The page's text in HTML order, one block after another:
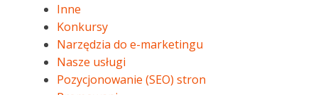
Inne
Konkursy
Narzędzia do e-marketingu
Nasze usługi
Pozycjonowanie (SEO) stron